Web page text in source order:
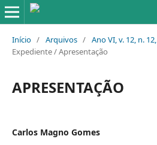
Início / Arquivos / Ano VI, v. 12, n.
Expediente / Apresentação
APRESENTAÇÃO
Carlos Magno Gomes